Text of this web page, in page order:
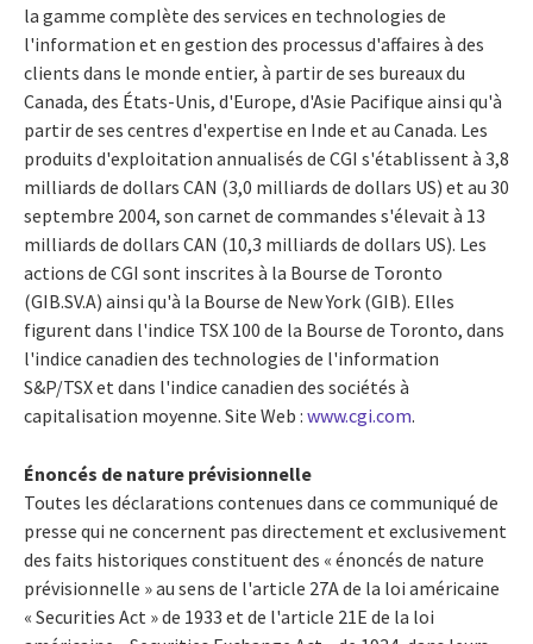
la gamme complète des services en technologies de
l'information et en gestion des processus d'affaires à des
clients dans le monde entier, à partir de ses bureaux du
Canada, des États-Unis, d'Europe, d'Asie Pacifique ainsi qu'à
partir de ses centres d'expertise en Inde et au Canada. Les
produits d'exploitation annualisés de CGI s'établissent à 3,8
milliards de dollars CAN (3,0 milliards de dollars US) et au 30
septembre 2004, son carnet de commandes s'élevait à 13
milliards de dollars CAN (10,3 milliards de dollars US). Les
actions de CGI sont inscrites à la Bourse de Toronto
(GIB.SV.A) ainsi qu'à la Bourse de New York (GIB). Elles
figurent dans l'indice TSX 100 de la Bourse de Toronto, dans
l'indice canadien des technologies de l'information
S&P/TSX et dans l'indice canadien des sociétés à
capitalisation moyenne. Site Web : www.cgi.com.
Énoncés de nature prévisionnelle
Toutes les déclarations contenues dans ce communiqué de
presse qui ne concernent pas directement et exclusivement
des faits historiques constituent des « énoncés de nature
prévisionnelle » au sens de l'article 27A de la loi américaine
« Securities Act » de 1933 et de l'article 21E de la loi